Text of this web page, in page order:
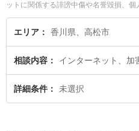
ットに関係する誹謗中傷や名誉毀損、
索もでき便利です。特に高松丸亀町法
山本・坪井綜合法律事務所 高松オフィ
を今すぐに弁護士に相談したい』『ネ
実績豊富な近くの弁護士を検索したい
者側を法律相談できる高松市内の弁護
エリア 香川県、高松市
相談内容 インターネット、加
詳細条件 未選択